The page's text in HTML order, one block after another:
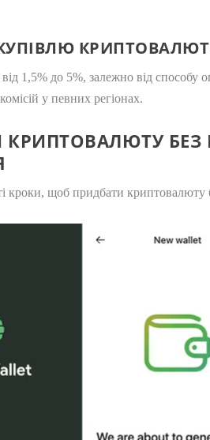
від 1,5% до 5%, залежно від способу
у певних регіонах.
БЕЗ
кроки, щоб придбати криптовалюту